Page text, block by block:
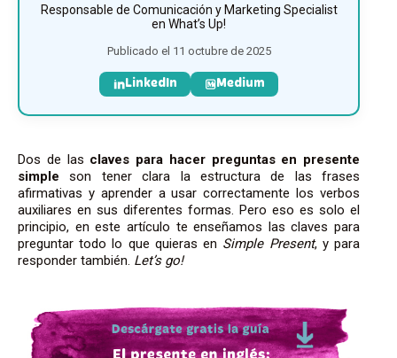
Responsable de Comunicación y Marketing Specialist
en What’s Up!
Publicado el 11 octubre de 2025
LinkedIn Medium
Dos de las claves para hacer preguntas en presente
simple
son tenerclara la estructura de las frases
afirmativas y aprender a usar correctamente los verbos
auxiliares en sus diferentes formas. Pero eso es solo el
principio, en este artículo te enseñamos las claves para
preguntar todo lo que quieras en Simple Present, y para
responder también. Let’s go!